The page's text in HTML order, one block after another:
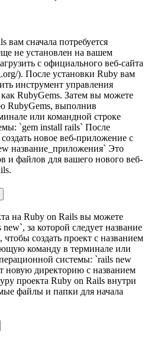
вам сначала потребуется
не установлен на вашем
с официального веб-сайта
). После установки Ruby вам
инструмент управления
RubyGems. Затем вы можете
RubyGems, выполнив
или командной строке
`gem install rails` После
новое веб-приложение с
название_приложения` Это
и файлов для вашего нового веб-
на Ruby on Rails вы можете
за которой следует название
создать проект с названием
команду в терминале или
системы: `rails new
новую директорию с названием
проекта Ruby on Rails внутри
файлы и папки для начала